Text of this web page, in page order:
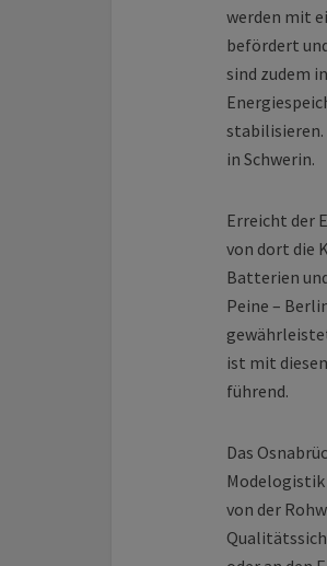
werden mit
befördert
sind zudem
stabilisieren.
in Schwerin.
Erreicht der
von dort die
Batterien
Peine –
ist mit
führend.
Das
Modelogistik
von der